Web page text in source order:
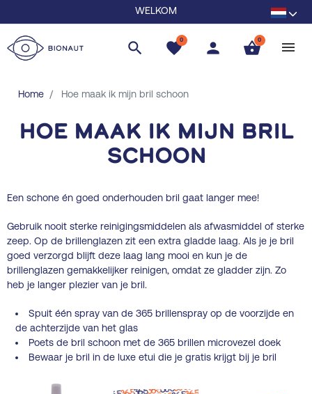
WELKOM
search favorite
0 person shopping_basket
0
Home Hoe maak ik mijn bril schoon
Hoe maak ik mijn bril
schoon
Een schone én goed onderhouden bril gaat langer mee!
Gebruik nooit sterke reinigingsmiddelen als afwasmiddel of sterke
zeep. Op de brillenglazen zit een extra gladde laag. Als je je bril
goed verzorgd blijft deze laag lang mooi en kun je de
brillenglazen gemakkelijker reinigen, omdat ze gladder zijn. Zo
heb je langer plezier van je bril.
Spuit één spray van de 365 brillenspray op de voorzijde en
de achterzijde van het glas
Poets de bril schoon met de 365 brillen microvezel doek
Bewaar je bril in de luxe etui die je gratis krijgt bij je bril